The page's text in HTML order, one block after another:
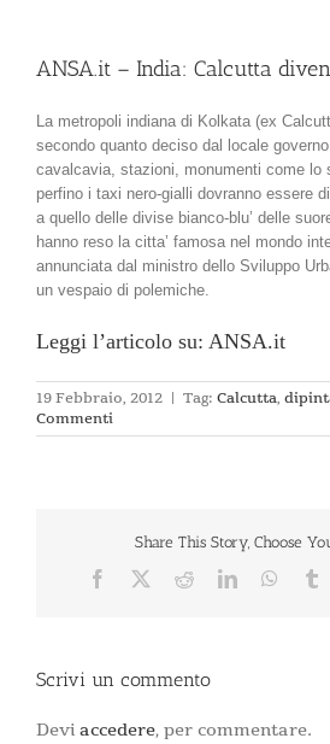
ANSA.it – India: Calcutta
La metropoli indiana di Kolkata (ex
secondo quanto deciso dal locale
cavalcavia, stazioni, monumenti come lo
perfino i taxi nero-gialli dovranno essere
a quello delle divise bianco-blu’ delle
hanno reso la citta’ famosa nel mondo
annunciata dal ministro dello Sviluppo
un vespaio di polemiche.
Leggi l’articolo su: ANSA.it
19 Febbraio, 2012 | Tag: Calcutta,
Commenti
Share This Story, Choose
Facebook RedditLinkedIn
Scrivi un commento
Devi accedere, per commentare.